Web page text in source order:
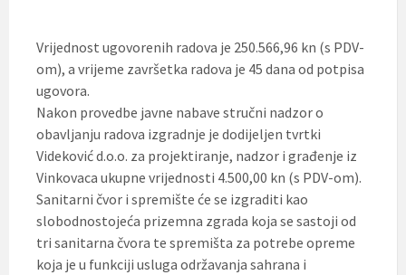
Vrijednost ugovorenih radova je 250.566,96 kn (s PDV-
om), a vrijeme završetka radova je 45 dana od potpisa
ugovora.
Nakon provedbe javne nabave stručni nadzor o
obavljanju radova izgradnje je dodijeljen tvrtki
Videković d.o.o. za projektiranje, nadzor i građenje iz
Vinkovaca ukupne vrijednosti 4.500,00 kn (s PDV-om).
Sanitarni čvor i spremište će se izgraditi kao
slobodnostojeća prizemna zgrada koja se sastoji od
tri sanitarna čvora te spremišta za potrebe opreme
koja je u funkciji usluga održavanja sahrana i